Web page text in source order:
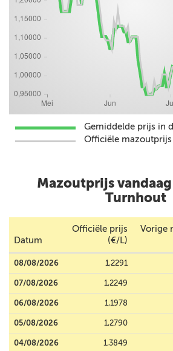
Gemiddelde prijs in
Officiële mazoutprijs
Mazoutprijs
Turnhout
Datum
Officiële prijs
(€/L)
Vorige
08/08/2026 1,2291
07/08/2026 1,2249
06/08/2026 1,1978
05/08/2026 1,2790
04/08/2026 1,3849